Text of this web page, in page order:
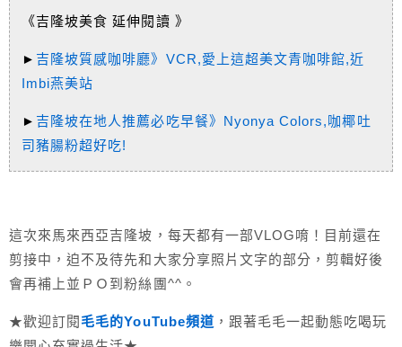
《吉隆坡美食 延伸閱讀 》
► 吉隆坡質感咖啡廳》VCR,愛上這超美文青咖啡館,近
Imbi燕美站
► 吉隆坡在地人推薦必吃早餐》Nyonya Colors,咖椰吐
司豬腸粉超好吃!
這次來馬來西亞吉隆坡，每天都有一部VLOG唷！目前還在
剪接中，迫不及待先和大家分享照片文字的部分，剪輯好後
會再補上並ＰＯ到粉絲團^^。
★歡迎訂閱 毛毛的YouTube頻道 ，跟著毛毛一起動態吃喝玩